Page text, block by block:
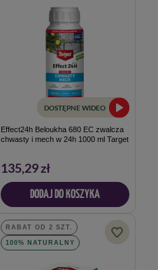
DOSTĘPNE WIDEO
Effect24h Beloukha 680 EC zwalcza
chwasty i mech w 24h 1000 ml Target
135,29 zł
DODAJ DO KOSZYKA
RABAT OD 2 SZT.
100% NATURALNY